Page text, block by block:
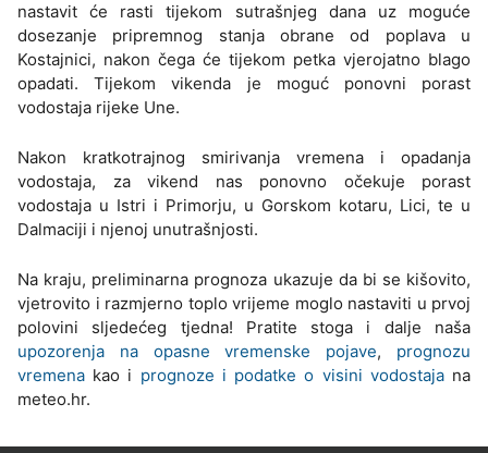
nastavit će rasti tijekom sutrašnjeg dana uz moguće
dosezanje pripremnog stanja obrane od poplava u
Kostajnici, nakon čega će tijekom petka vjerojatno blago
opadati. Tijekom vikenda je moguć ponovni porast
vodostaja rijeke Une.
Nakon kratkotrajnog smirivanja vremena i opadanja
vodostaja, za vikend nas ponovno očekuje porast
vodostaja u Istri i Primorju, u Gorskom kotaru, Lici, te u
Dalmaciji i njenoj unutrašnjosti.
Na kraju, preliminarna prognoza ukazuje da bi se kišovito,
vjetrovito i razmjerno toplo vrijeme moglo nastaviti u prvoj
polovini sljedećeg tjedna! Pratite stoga i dalje naša
upozorenja na opasne vremenske pojave, prognozu
vremena kao i prognoze i podatke o visini vodostajana
meteo.hr.